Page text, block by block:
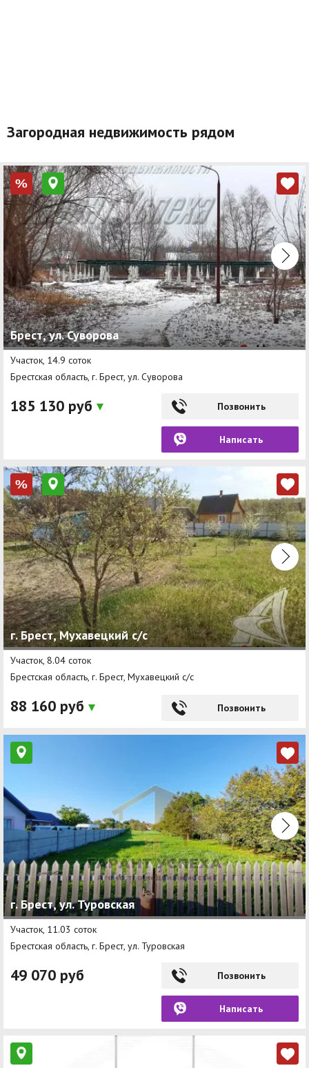
Загородная недвижимость рядом
%
Брест, ул. Суворова
Участок, 14.9 соток
Брестская область, г. Брест, ул. Суворова
185 130 руб Позвонить
Написать
%
г. Брест, Мухавецкий с/с
Участок, 8.04 соток
Брестская область, г. Брест, Мухавецкий с/с
88 160 руб Позвонить
г. Брест, ул. Туровская
Участок, 11.03 соток
Брестская область, г. Брест, ул. Туровская
49 070 руб Позвонить
Написать